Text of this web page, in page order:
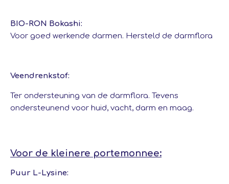
BIO-RON Bokashi:
Voor goed werkende darmen. Hersteld de darmflora
Veendrenkstof:
Ter ondersteuning van de darmflora. Tevens
ondersteunend voor huid, vacht, darm en maag.
Voor de kleinere portemonnee:
Puur L-Lysine: